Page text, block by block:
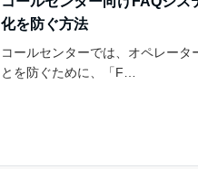
化を防ぐ方法
コールセンターでは、オペレータ
とを防ぐために、「F…